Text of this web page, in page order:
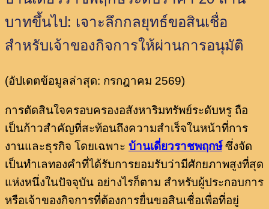
บาทขึ้นไป: เจาะลึกกลยุทธ์ขอสินเชื่อ
สำหรับเจ้าของกิจการให้ผ่านการอนุมัติ
(อัปเดตข้อมูลล่าสุด: กรกฎาคม 2569)
การตัดสินใจครอบครองอสังหาริมทรัพย์ระดับหรู ถือ
เป็นก้าวสำคัญที่สะท้อนถึงความสำเร็จในหน้าที่การ
งานและธุรกิจ โดยเฉพาะ บ้านเดี่ยวราชพฤกษ์ซึ่งจัด
เป็นทำเลทองคำที่ได้รับการยอมรับว่ามีศักยภาพสูงที่สุด
แห่งหนึ่งในปัจจุบัน อย่างไรก็ตาม สำหรับผู้ประกอบการ
หรือเจ้าของกิจการที่ต้องการยื่นขอสินเชื่อเพื่อที่อยู่